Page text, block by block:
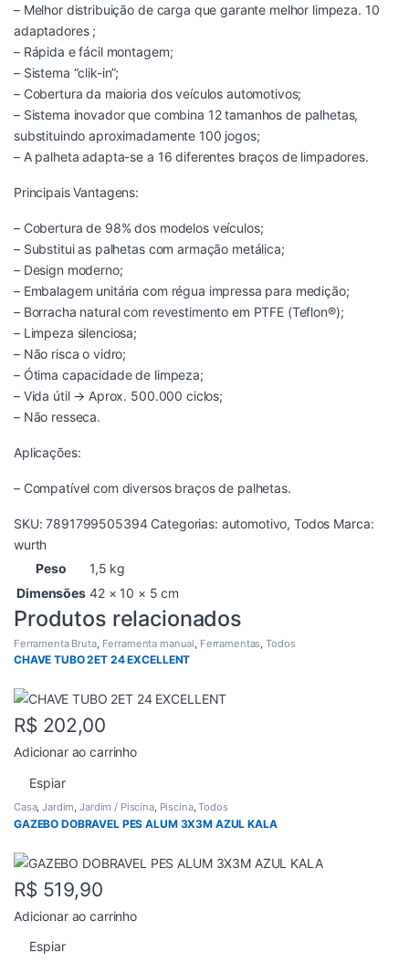
– Melhor distribuição de carga que garante melhor limpeza. 10
adaptadores ;
– Rápida e fácil montagem;
– Sistema “clik-in”;
– Cobertura da maioria dos veículos automotivos;
– Sistema inovador que combina 12 tamanhos de palhetas,
substituindo aproximadamente 100 jogos;
– A palheta adapta-se a 16 diferentes braços de limpadores.
Principais Vantagens:
– Cobertura de 98% dos modelos veículos;
– Substitui as palhetas com armação metálica;
– Design moderno;
– Embalagem unitária com régua impressa para medição;
– Borracha natural com revestimento em PTFE (Teflon®);
– Limpeza silenciosa;
– Não risca o vidro;
– Ótima capacidade de limpeza;
– Vida útil → Aprox. 500.000 ciclos;
– Não resseca.
Aplicações:
– Compatível com diversos braços de palhetas.
SKU:7891799505394 Categorias: automotivo,Todos Marca:
wurth
Peso
1,5 kg
Dimensões 42 × 10 × 5 cm
Produtos relacionados
Ferramenta Bruta, Ferramenta manual Ferramentas ,Todos
CHAVE TUBO 2ET 24 EXCELLENT
R$ 202,00
Adicionar ao carrinho
Espiar
Casa,Jardim,Jardim / Piscina, Piscina,Todos
GAZEBO DOBRAVEL PES ALUM 3X3M AZUL KALA
R$ 519,90
Adicionar ao carrinho
Espiar